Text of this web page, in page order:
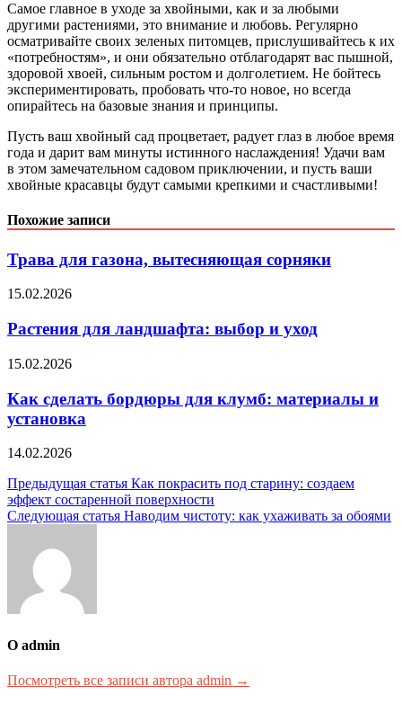
Самое главное в уходе за хвойными, как и за любыми
другими растениями, это внимание и любовь. Регулярно
осматривайте своих зеленых питомцев, прислушивайтесь к их
«потребностям», и они обязательно отблагодарят вас пышной,
здоровой хвоей, сильным ростом и долголетием. Не бойтесь
экспериментировать, пробовать что-то новое, но всегда
опирайтесь на базовые знания и принципы.
Пусть ваш хвойный сад процветает, радует глаз в любое время
года и дарит вам минуты истинного наслаждения! Удачи вам
в этом замечательном садовом приключении, и пусть ваши
хвойные красавцы будут самыми крепкими и счастливыми!
Похожие записи
Трава для газона, вытесняющая сорняки
15.02.2026
Растения для ландшафта: выбор и уход
15.02.2026
Как сделать бордюры для клумб: материалы и
установка
14.02.2026
Навигация
по
Предыдущая статья Как покрасить под старину: создаем
эффект состаренной поверхности
Следующая статья Наводим чистоту: как ухаживать за обоями
О admin
Посмотреть все записи автора admin →